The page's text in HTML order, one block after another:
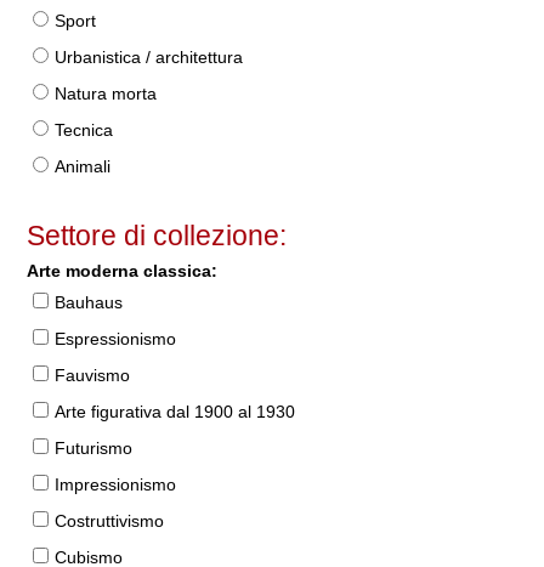
Sport
Urbanistica / architettura
Natura morta
Tecnica
Animali
Settore di collezione:
Arte moderna classica:
Bauhaus
Espressionismo
Fauvismo
Arte figurativa dal 1900 al 1930
Futurismo
Impressionismo
Costruttivismo
Cubismo